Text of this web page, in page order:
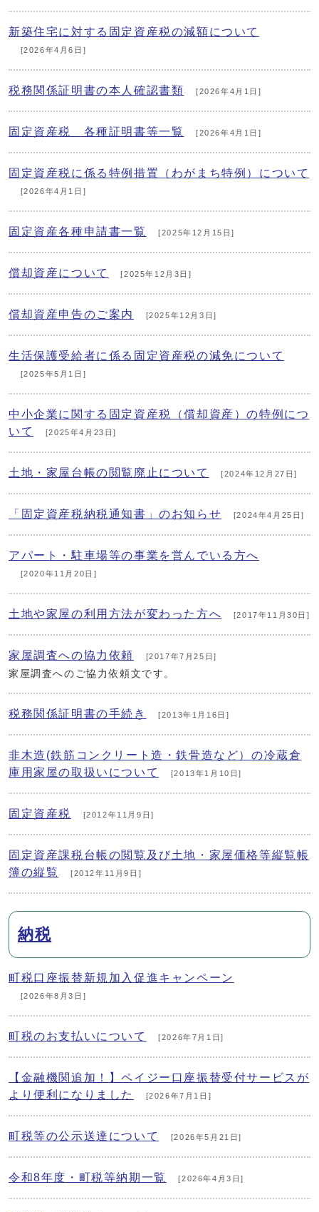
新築住宅に対する固定資産税の減額について
[2026年4月6日]
税務関係証明書の本人確認書類 [2026年4月1日]
固定資産税 各種証明書等一覧 [2026年4月1日]
固定資産税に係る特例措置（わがまち特例）について
[2026年4月1日]
固定資産各種申請書一覧 [2025年12月15日]
償却資産について [2025年12月3日]
償却資産申告のご案内 [2025年12月3日]
生活保護受給者に係る固定資産税の減免について
[2025年5月1日]
中小企業に関する固定資産税（償却資産）の特例につ
いて
[2025年4月23日]
土地・家屋台帳の閲覧廃止について [2024年12月27日]
「固定資産税納税通知書」のお知らせ [2024年4月25日]
アパート・駐車場等の事業を営んでいる方へ
[2020年11月20日]
土地や家屋の利用方法が変わった方へ [2017年11月30日]
家屋調査への協力依頼 [2017年7月25日]
家屋調査へのご協力依頼文です。
税務関係証明書の手続き [2013年1月16日]
非木造(鉄筋コンクリート造・鉄骨造など）の冷蔵倉
庫用家屋の取扱いについて
[2013年1月10日]
固定資産税 [2012年11月9日]
固定資産課税台帳の閲覧及び土地・家屋価格等縦覧帳
簿の縦覧
[2012年11月9日]
納税
町税口座振替新規加入促進キャンペーン
[2026年8月3日]
町税のお支払いについて [2026年7月1日]
【金融機関追加！】ペイジー口座振替受付サービスが
より便利になりました
[2026年7月1日]
町税等の公示送達について [2026年5月21日]
令和8年度・町税等納期一覧 [2026年4月3日]